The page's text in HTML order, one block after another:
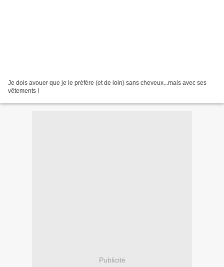
Je dois avouer que je le préfère (et de loin) sans cheveux...mais avec ses
vêtements !
Publicité